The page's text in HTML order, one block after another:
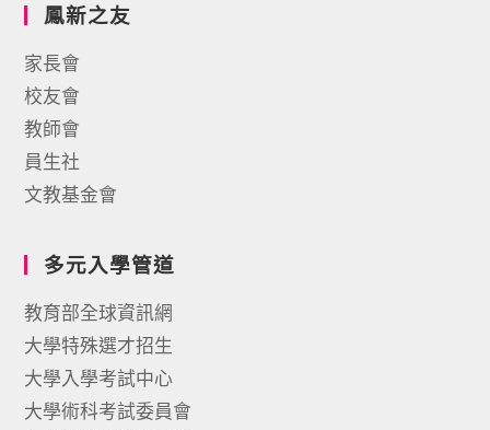
鳳新之友
家長會
校友會
教師會
員生社
文教基金會
多元入學管道
教育部全球資訊網
大學特殊選才招生
大學入學考試中心
大學術科考試委員會